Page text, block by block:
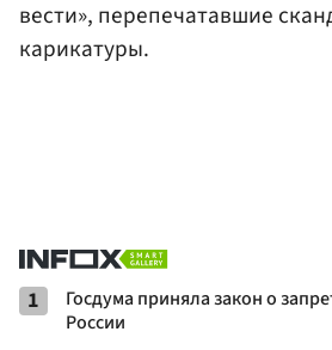
вести», перепечатавшие
карикатуры.
1
Госдума приняла закон о
России